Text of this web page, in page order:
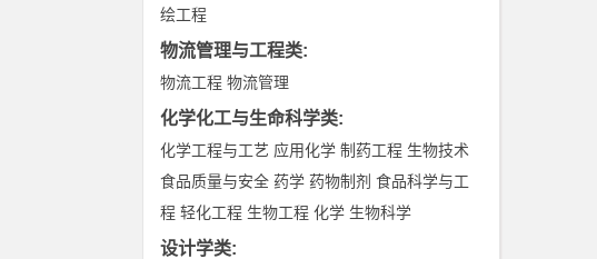
绘工程
物流管理与工程类:
物流工程 物流管理
化学化工与生命科学类:
化学工程与工艺 应用化学 制药工程 生物技术
食品质量与安全 药学 药物制剂 食品科学与工
程 轻化工程 生物工程 化学 生物科学
设计学类: